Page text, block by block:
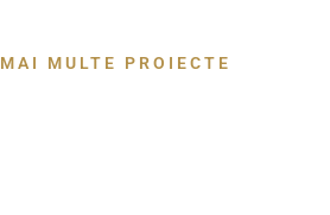
MAI MULTE PROIECTE